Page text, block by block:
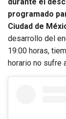
durante el
programado
Ciudad de
desarrollo del
19:00 horas,
horario no sufre